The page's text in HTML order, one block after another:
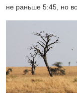
не раньше 5:45, но